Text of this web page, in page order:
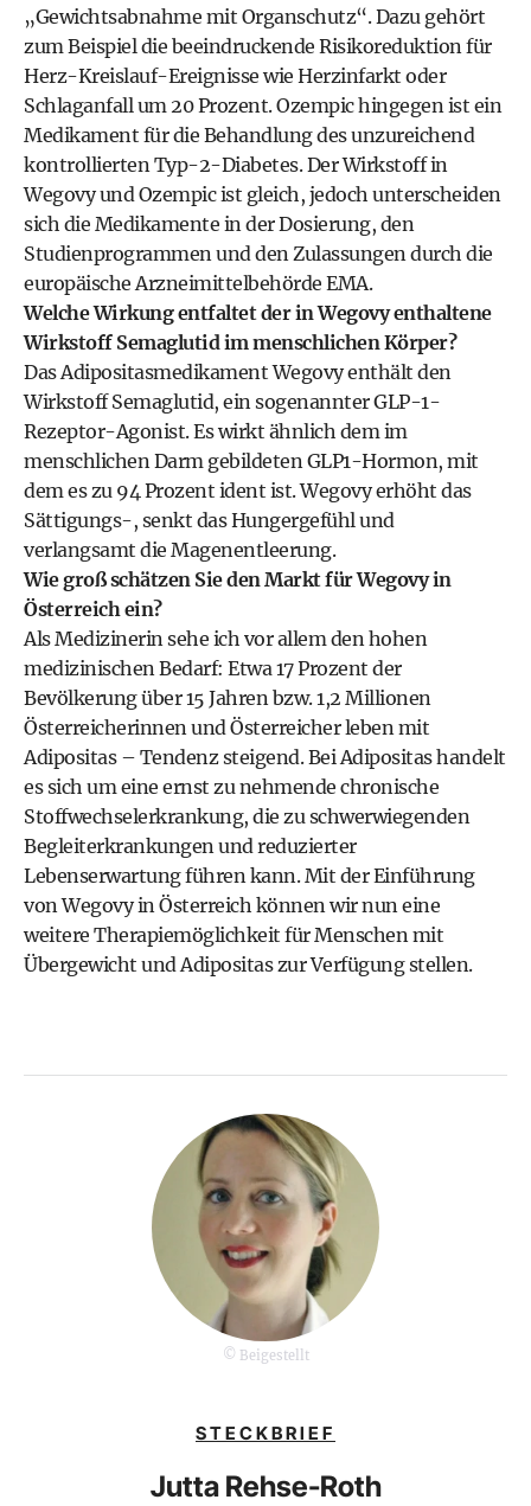
„Gewichtsabnahme mit Organschutz“. Dazu gehört
zum Beispiel die beeindruckende Risikoreduktion für
Herz-Kreislauf-Ereignisse wie Herzinfarkt oder
Schlaganfall um 20 Prozent. Ozempic hingegen ist ein
Medikament für die Behandlung des unzureichend
kontrollierten Typ-2-Diabetes. Der Wirkstoff in
Wegovy und Ozempic ist gleich, jedoch unterscheiden
sich die Medikamente in der Dosierung, den
Studienprogrammen und den Zulassungen durch die
europäische Arzneimittelbehörde EMA.
Welche Wirkung entfaltet der in Wegovy enthaltene
Wirkstoff Semaglutid im menschlichen Körper?
Das Adipositasmedikament Wegovy enthält den
Wirkstoff Semaglutid, ein sogenannter GLP-1-
Rezeptor-Agonist. Es wirkt ähnlich dem im
menschlichen Darm gebildeten GLP1-Hormon, mit
dem es zu 94 Prozent ident ist. Wegovy erhöht das
Sättigungs-, senkt das Hungergefühl und
verlangsamt die Magenentleerung.
Wie groß schätzen Sie den Markt für Wegovy in
Österreich ein?
Als Medizinerin sehe ich vor allem den hohen
medizinischen Bedarf: Etwa 17 Prozent der
Bevölkerung über 15 Jahren bzw. 1,2 Millionen
Österreicherinnen und Österreicher leben mit
Adipositas – Tendenz steigend. Bei Adipositas handelt
es sich um eine ernst zu nehmende chronische
Stoffwechselerkrankung, die zu schwerwiegenden
Begleiterkrankungen und reduzierter
Lebenserwartung führen kann. Mit der Einführung
von Wegovy in Österreich können wir nun eine
weitere Therapiemöglichkeit für Menschen mit
Übergewicht und Adipositas zur Verfügung stellen.
© Beigestellt
STECKBRIEF
Jutta Rehse-Roth